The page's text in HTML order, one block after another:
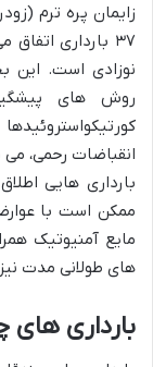
زایمان پره ترم
۳۷ بارداری
نوزادی است. این
روش های
انقباضات رحمی،
ممکن است با
مایع آمنیوتیک
های طولانی مدت
بارداری های